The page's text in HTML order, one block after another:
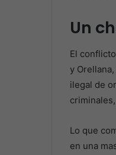
Un
El
y
ilegal de
Lo que
en una